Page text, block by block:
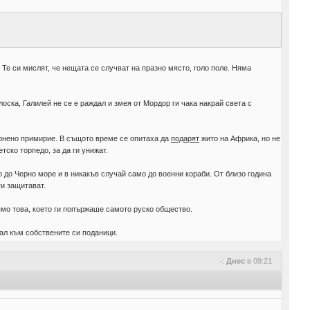
си мислят, че нещата се случват на празно място, голо поле. Няма
Галилей не се е раждал и змея от Мордор ги чака накрай света с
примирие. В същото време се опитаха да подарят жито на Африка, но не
торпедо, за да ги унижат.
Черно море и в никакъв случай само до военни кораби. От близо година
защитават.
това, което ги попържаше самото руско общество.
към собствените си поданици.
-: Днес в 09:21